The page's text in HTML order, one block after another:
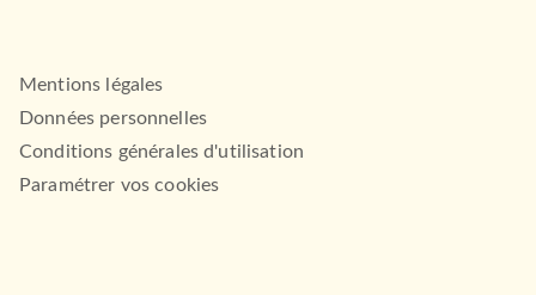
Mentions légales
Données personnelles
Conditions générales d'utilisation
Paramétrer vos cookies